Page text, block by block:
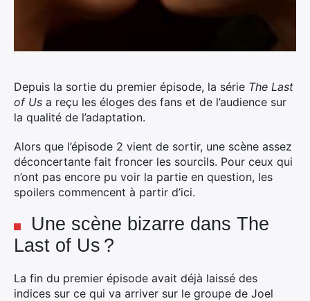
Depuis la sortie du premier épisode, la série The Last
of Us a reçu les éloges des fans et de l’audience sur
la qualité de l’adaptation.
Alors que l’épisode 2 vient de sortir, une scène assez
déconcertante fait froncer les sourcils. Pour ceux qui
n’ont pas encore pu voir la partie en question, les
spoilers commencent à partir d’ici.
Une scène bizarre dans The
Last of Us ?
La fin du premier épisode avait déjà laissé des
indices sur ce qui va arriver sur le groupe de Joel